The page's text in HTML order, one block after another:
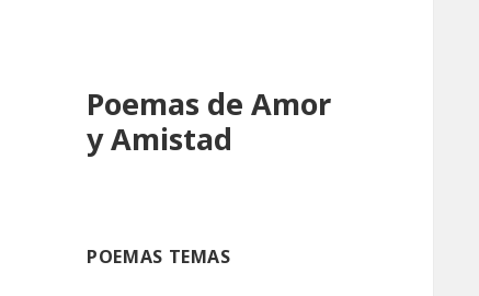
Poemas de Amor
y Amistad
POEMAS TEMAS